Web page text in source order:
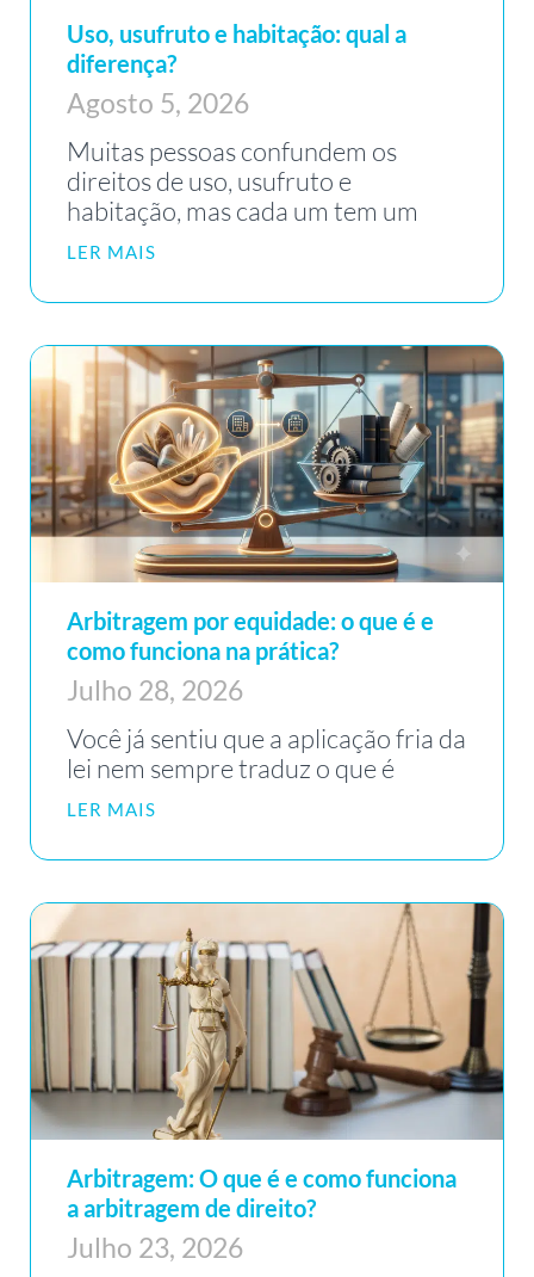
Uso, usufruto e habitação: qual a
diferença?
Agosto 5, 2026
Muitas pessoas confundem os
direitos de uso, usufruto e
habitação, mas cada um tem um
LER MAIS
Arbitragem por equidade: o que é e
como funciona na prática?
Julho 28, 2026
Você já sentiu que a aplicação fria da
lei nem sempre traduz o que é
LER MAIS
Arbitragem: O que é e como funciona
a arbitragem de direito?
Julho 23, 2026